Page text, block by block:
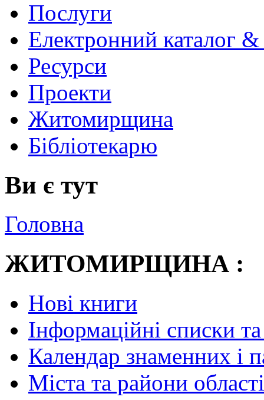
Послуги
Електронний каталог
Ресурси
Проекти
Житомирщина
Бібліотекарю
Ви є тут
Головна
ЖИТОМИРЩИНА :
Нові книги
Інформаційні списки
Календар знаменних і
Міста та райони